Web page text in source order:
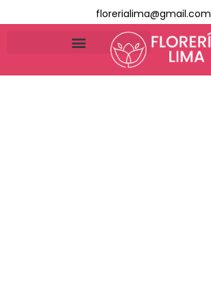
florerialima@gmail.com